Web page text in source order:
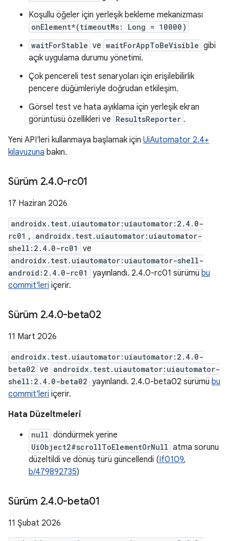
Koşullu öğeler için yerleşik bekleme mekanizması
onElement*(timeoutMs: Long = 10000)
waitForStable ve waitForAppToBeVisible gibi
açık uygulama durumu yönetimi.
Çok pencereli test senaryoları için erişilebilirlik
pencere düğümleriyle doğrudan etkileşim.
Görsel test ve hata ayıklama için yerleşik ekran
görüntüsü özellikleri ve ResultsReporter .
Yeni API'leri kullanmaya başlamak için UiAutomator 2.4+
kılavuzuna bakın.
Sürüm 2.4.0-rc01
17 Haziran 2026
androidx.test.uiautomator:uiautomator:2.4.0-
rc01 , androidx.test.uiautomator:uiautomator-
shell:2.4.0-rc01
ve
androidx.test.uiautomator:uiautomator-shell-
android:2.4.0-rc01
yayınlandı. 2.4.0-rc01 sürümü bu
commit'leri içerir.
Sürüm 2.4.0-beta02
11 Mart 2026
androidx.test.uiautomator:uiautomator:2.4.0-
beta02 ve androidx.test.uiautomator:uiautomator-
shell:2.4.0-beta02 yayınlandı. 2.4.0-beta02 sürümü bu
commit'leri içerir.
Hata Düzeltmeleri
null döndürmek yerine
UiObject2#scrollToElementOrNull atma sorunu
düzeltildi ve dönüş türü güncellendi (If0109,
b/479892735)
Sürüm 2.4.0-beta01
11 Şubat 2026